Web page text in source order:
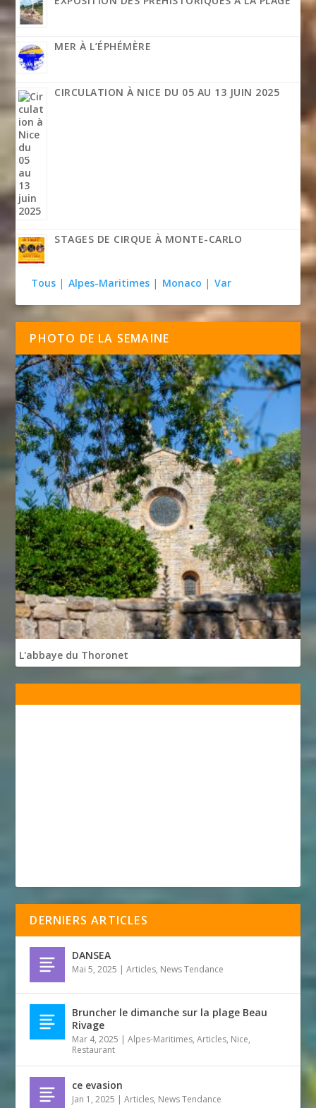
MER À L’ÉPHÉMÈRE
CIRCULATION À NICE DU 05 AU 13 JUIN 2025
STAGES DE CIRQUE À MONTE-CARLO
Tous | Alpes-Maritimes | Monaco | Var
PHOTO DE LA SEMAINE
L'abbaye du Thoronet
DERNIERS ARTICLES
DANSEA
Mai 5, 2025 |Articles, News Tendance
Bruncher le dimanche sur la plage Beau
Rivage
Mar 4, 2025 |Alpes-Maritimes,Articles, Nice,
Restaurant
ce evasion
Jan 1, 2025 |Articles, News Tendance